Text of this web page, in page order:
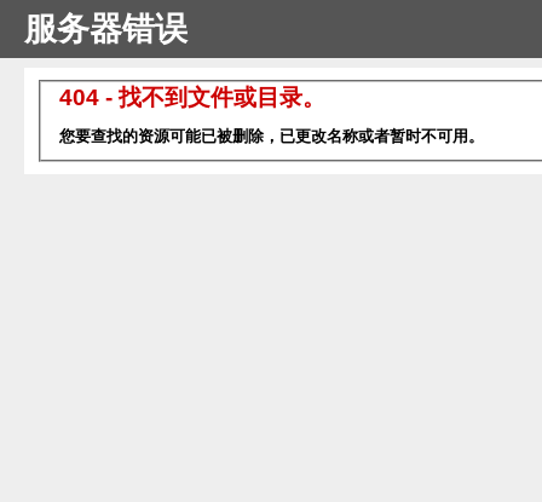
服务器错误
404 - 找不到文件或目录。
您要查找的资源可能已被删除，已更改名称或者暂时不可用。